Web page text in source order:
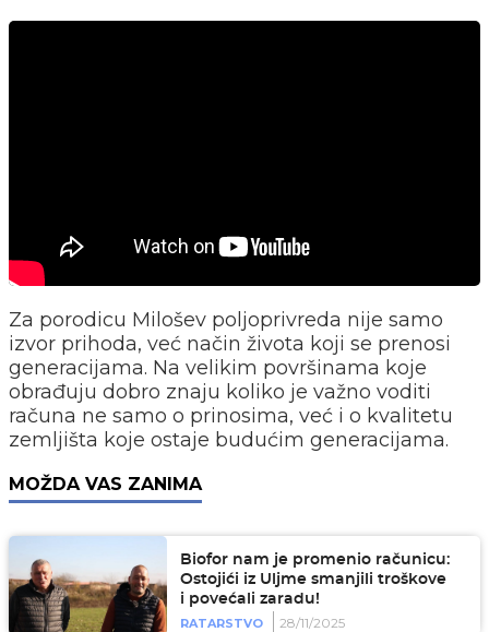
Za porodicu Milošev poljoprivreda nije samo
izvor prihoda, već način života koji se prenosi
generacijama. Na velikim površinama koje
obrađuju dobro znaju koliko je važno voditi
računa ne samo o prinosima, već i o kvalitetu
zemljišta koje ostaje budućim generacijama.
MOŽDA VAS ZANIMA
Biofor nam je promenio računicu:
Ostojići iz Uljme smanjili troškove
i povećali zaradu!
RATARSTVO
28/11/2025